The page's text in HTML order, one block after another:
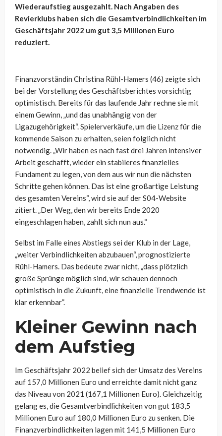
Wiederaufstieg ausgezahlt. Nach Angaben des
Revierklubs haben sich die Gesamtverbindlichkeiten im
Geschäftsjahr 2022 um gut 3,5 Millionen Euro
reduziert.
Finanzvorständin Christina Rühl-Hamers (46) zeigte sich
bei der Vorstellung des Geschäftsberichtes vorsichtig
optimistisch. Bereits für das laufende Jahr rechne sie mit
einem Gewinn, „und das unabhängig von der
Ligazugehörigkeit“. Spielerverkäufe, um die Lizenz für die
kommende Saison zu erhalten, seien folglich nicht
notwendig. „Wir haben es nach fast drei Jahren intensiver
Arbeit geschafft, wieder ein stabileres finanzielles
Fundament zu legen, von dem aus wir nun die nächsten
Schritte gehen können. Das ist eine großartige Leistung
des gesamten Vereins“, wird sie auf der S04-Website
zitiert. „Der Weg, den wir bereits Ende 2020
eingeschlagen haben, zahlt sich nun aus.“
Selbst im Falle eines Abstiegs sei der Klub in der Lage,
„weiter Verbindlichkeiten abzubauen“, prognostizierte
Rühl-Hamers. Das bedeute zwar nicht, „dass plötzlich
große Sprünge möglich sind, wir schauen dennoch
optimistisch in die Zukunft, eine finanzielle Trendwende ist
klar erkennbar”.
Kleiner Gewinn nach
dem Aufstieg
Im Geschäftsjahr 2022 belief sich der Umsatz des Vereins
auf 157,0 Millionen Euro und erreichte damit nicht ganz
das Niveau von 2021 (167,1 Millionen Euro). Gleichzeitig
gelang es, die Gesamtverbindlichkeiten von gut 183,5
Millionen Euro auf 180,0 Millionen Euro zu senken. Die
Finanzverbindlichkeiten lagen mit 141,5 Millionen Euro